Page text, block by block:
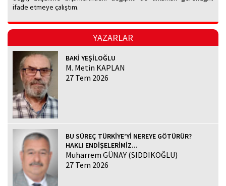
ifade etmeye çalıştım.
YAZARLAR
BAKİ YEŞİLOĞLU
M. Metin KAPLAN
27 Tem 2026
BU SÜREÇ TÜRKİYE’Yİ NEREYE GÖTÜRÜR?
HAKLI ENDİŞELERİMİZ...
Muharrem GÜNAY (SIDDIKOĞLU)
27 Tem 2026